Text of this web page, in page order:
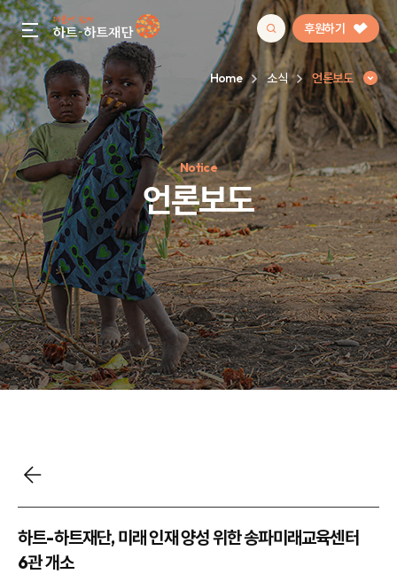
gnb menu open 후원하기
인기 키워드
#정기후원#하트플레이스#캠페인#팬덤후원
Home 소식 언론보도
Notice
언론보도
언론보도
하트-하트재단, 미래 인재 양성 위한 송파미래교육센터
6관 개소